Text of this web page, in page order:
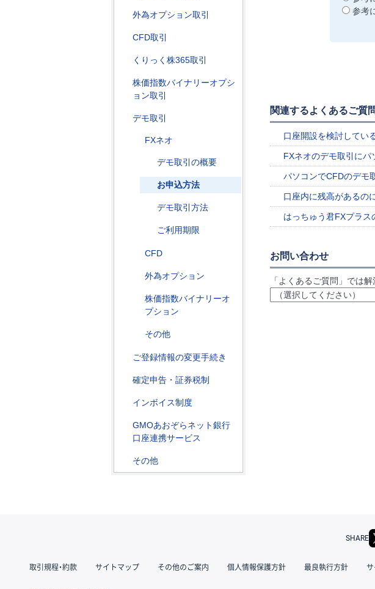
外為オプション取引
CFD取引
くりっく株365取引
株価指数バイナリーオプシ
ョン取引
デモ取引
FXネオ
デモ取引の概要
お申込方法
デモ取引方法
ご利用期限
CFD
外為オプション
株価指数バイナリーオ
プション
その他
ご登録情報の変更手続き
確定申告・証券税制
インボイス制度
GMOあおぞらネット銀行
口座連携サービス
その他
参考
関連するよくあるご質
口座開設を検討してい
FXネオのデモ取引にパ
パソコンでCFDのデモ
口座内に残高があるの
はっちゅう君FXプラス
お問い合わせ
「よくあるご質問」では
SHARE
取引規程・約款 サイトマップ その他のご案内 個人情報保護方針 最良執行方針